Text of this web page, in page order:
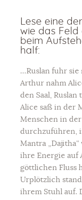
Lese eine
wie das Feld
beim
half:
…Ruslan fuhr
Arthur nahm
den Saal,
Alice saß in der
Menschen in
durchzuführen,
Mantra
ihre Energie auf
göttlichen Fluss
Urplötzlich
ihrem Stuhl auf.